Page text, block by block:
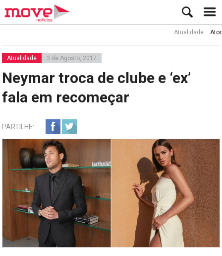
Atualidade Ator Rui de
Atualidade 3 de Agosto, 2017
Neymar troca de clube e ‘ex’
fala em recomeçar
PARTILHE: